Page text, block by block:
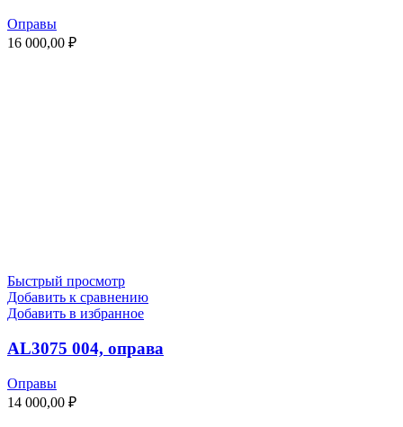
Оправы
16 000,00 ₽
Быстрый просмотр
Добавить к сравнению
Добавить в избранное
AL3075 004, оправа
Оправы
14 000,00 ₽